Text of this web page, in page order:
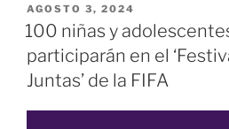
inicia
Torneo
Las
Américas»
PUBLICADO
EL
AGOSTO 3, 2024
100 niñas y
participarán en el
Juntas’ de la FIFA